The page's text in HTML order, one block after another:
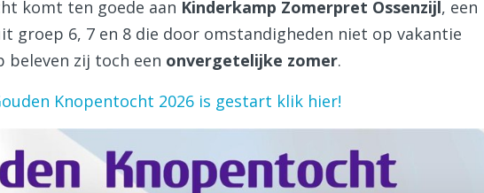
komt ten goede aan Kinderkamp Zomerpret Ossenzijl, een
groep 6, 7 en 8 die door omstandigheden niet op vakantie
beleven zij toch een onvergetelijke zomer.
Knopentocht 2026 is gestart klik hier!